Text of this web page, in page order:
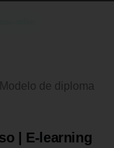
Modelo de diploma
| E-learning